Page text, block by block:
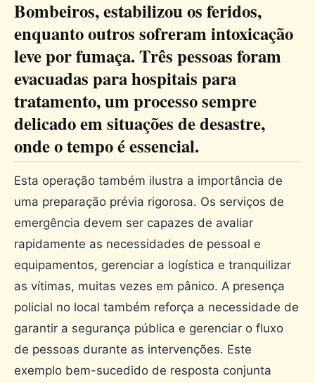
Bombeiros, estabilizou os feridos,
enquanto outros sofreram intoxicação
leve por fumaça. Três pessoas foram
evacuadas para hospitais para
tratamento, um processo sempre
delicado em situações de desastre,
onde o tempo é essencial.
Esta operação também ilustra a importância de
uma preparação prévia rigorosa. Os serviços de
emergência devem ser capazes de avaliar
rapidamente as necessidades de pessoal e
equipamentos, gerenciar a logística e tranquilizar
as vítimas, muitas vezes em pânico. A presença
policial no local também reforça a necessidade de
garantir a segurança pública e gerenciar o fluxo
de pessoas durante as intervenções. Este
exemplo bem-sucedido de resposta conjunta